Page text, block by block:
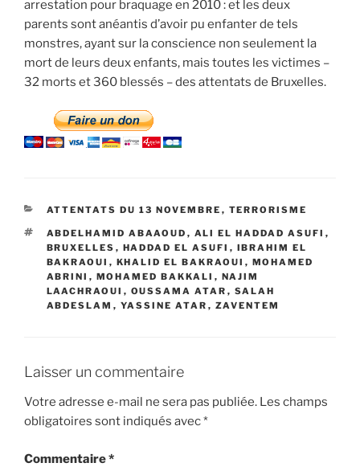
arrestation pour braquage en 2010 : et les deux
parents sont anéantis d’avoir pu enfanter de tels
monstres, ayant sur la conscience non seulement la
mort de leurs deux enfants, mais toutes les victimes –
32 morts et 360 blessés – des attentats de Bruxelles.
CATÉGORIES
ATTENTATS DU 13 NOVEMBRE , TERRORISME
ÉTIQUETTES
ABDELHAMID ABAAOUD , ALI EL HADDAD ASUFI ,
BRUXELLES , HADDAD EL ASUFI , IBRAHIM EL
BAKRAOUI , KHALID EL BAKRAOUI , MOHAMED
ABRINI , MOHAMED BAKKALI , NAJIM
LAACHRAOUI , OUSSAMA ATAR , SALAH
ABDESLAM , YASSINE ATAR , ZAVENTEM
Laisser un commentaire
Votre adresse e-mail ne sera pas publiée. Les champs
obligatoires sont indiqués avec*
Commentaire*